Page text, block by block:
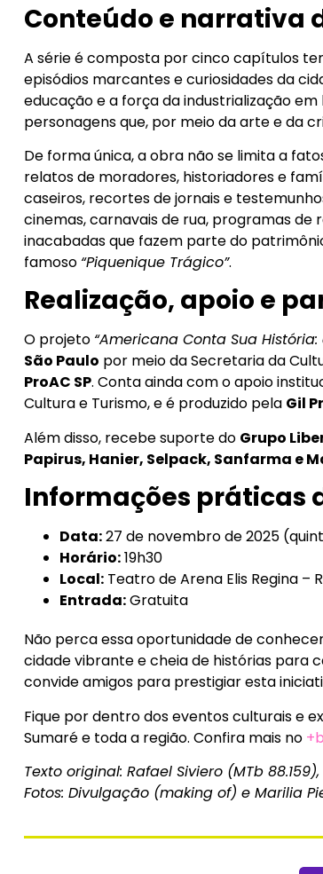
Conteúdo e narrativa
A série é composta por cinco capítulos
episódios marcantes e curiosidades da
educação e a força da industrialização
personagens que, por meio da arte e da
De forma única, a obra não se limita a
relatos de moradores, historiadores e
caseiros, recortes de jornais e
cinemas, carnavais de rua, programas de
inacabadas que fazem parte do
famoso “Piquenique Trágico”.
Realização, apoio e
O projeto “Americana Conta Sua História:
São Paulo por meio da Secretaria da
ProAC SP. Conta ainda com o apoio
Cultura e Turismo, e é produzido pela Gil
Além disso, recebe suporte do Grupo
Papirus, Hanier, Selpack, Sanfarma e
Informações práticas
Data:27 de novembro de 2025
Horário:19h30
Local: Teatro de Arena Elis Regina –
Entrada:Gratuita
Não perca essa oportunidade de
cidade vibrante e cheia de histórias para
convide amigos para prestigiar esta
Fique por dentro dos eventos culturais e
Sumaré e toda a região. Confira mais no
Texto original: Rafael Siviero (MTb
Fotos: Divulgação (making of) e Marilia